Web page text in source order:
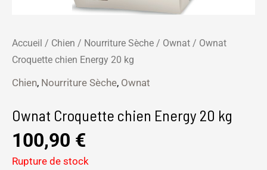
Accueil / Chien / Nourriture Sèche / Ownat / Ownat
Croquette chien Energy 20 kg
Chien, Nourriture Sèche, Ownat
Ownat Croquette chien Energy 20 kg
100,90 €
Rupture de stock